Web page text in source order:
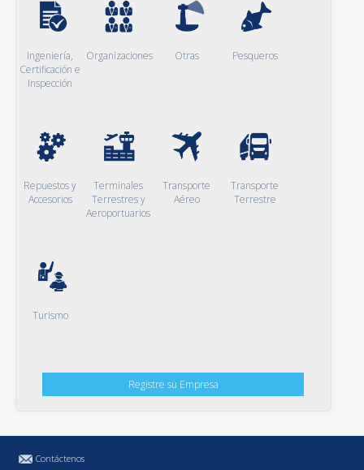
Ingeniería,
Certificación e
Inspección
Organizaciones Otras Pesqueros
Repuestos y
Accesorios
Terminales
Terrestres y
Aeroportuarios
Transporte
Aéreo
Transporte
Terrestre
Turismo
Registre su Empresa
Contáctenos